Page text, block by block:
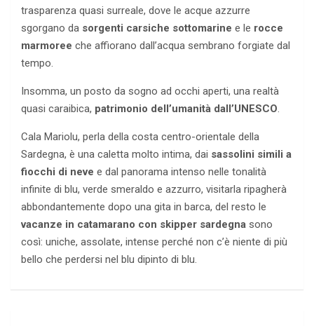
trasparenza quasi surreale, dove le acque azzurre
sgorgano da sorgenti carsiche sottomarine e le rocce
marmoree che affiorano dall’acqua sembrano forgiate dal
tempo.
Insomma, un posto da sogno ad occhi aperti, una realtà
quasi caraibica, patrimonio dell’umanità dall’UNESCO.
Cala Mariolu, perla della costa centro-orientale della
Sardegna, è una caletta molto intima, dai sassolini simili a
fiocchi di neve e dal panorama intenso nelle tonalità
infinite di blu, verde smeraldo e azzurro, visitarla ripagherà
abbondantemente dopo una gita in barca, del resto le
vacanze in catamarano con skipper sardegna sono
così: uniche, assolate, intense perché non c’è niente di più
bello che perdersi nel blu dipinto di blu.